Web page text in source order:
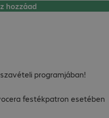
hozzáad
programjában!
festékpatron esetében